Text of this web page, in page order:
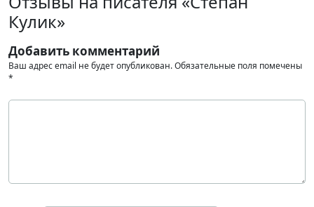
Кулик»
Добавить комментарий
Ваш адрес email не будет опубликован.Обязательные поля помечены
*